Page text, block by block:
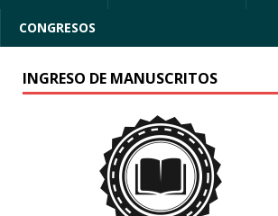
CONGRESOS
INGRESO DE MANUSCRITOS